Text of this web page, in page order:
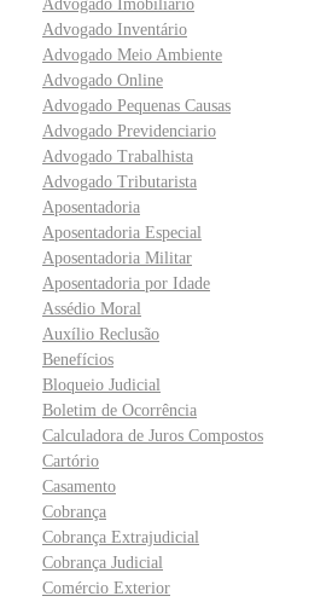
Advogado Imobiliário
Advogado Inventário
Advogado Meio Ambiente
Advogado Online
Advogado Pequenas Causas
Advogado Previdenciario
Advogado Trabalhista
Advogado Tributarista
Aposentadoria
Aposentadoria Especial
Aposentadoria Militar
Aposentadoria por Idade
Assédio Moral
Auxílio Reclusão
Benefícios
Bloqueio Judicial
Boletim de Ocorrência
Calculadora de Juros Compostos
Cartório
Casamento
Cobrança
Cobrança Extrajudicial
Cobrança Judicial
Comércio Exterior